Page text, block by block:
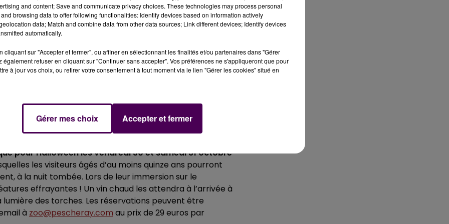
nos patronymes préférés !
HANDICAPÉ
Breil-sur-Mérize, et comprend unÉtablissement et
un foyer semi-autonome et un Service
1974. Situé
travaillent dans le cadre de l’ESAT, à des activités allant de
la restauration ou encore le soin des animaux.
POUR HALLOWEEN
pour Halloween les vendredi 30 et samedi 31 octobre
les visiteurs âgés d’au moins quinze ans pourront
à la nuit tombée. Lors de leur immersion sur le
effrayantes ! Un vin chaud les attendra à l’arrivée à
des torches. Les réservations peuvent être
à zoo@pescheray.com au prix de 29 euros par
and content; Save and communicate privacy choices. These technologies may process personal
browsing data to offer following functionalities: Identify devices based on information actively
data; Match and combine data from other data sources; Link different devices; Identify devices
automatically.
cliquant sur "Accepter et fermer", ou affiner en sélectionnant les finalités et/ou partenaires dans "Gérer
également refuser en cliquant sur "Continuer sans accepter". Vos préférences ne s'appliqueront que pour
à jour vos choix, ou retirer votre consentement à tout moment via le lien "Gérer les cookies" situé en
Gérer mes choix Accepter et fermer